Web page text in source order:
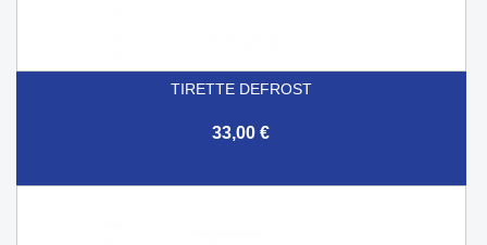
TIRETTE DEFROST
33,00 €